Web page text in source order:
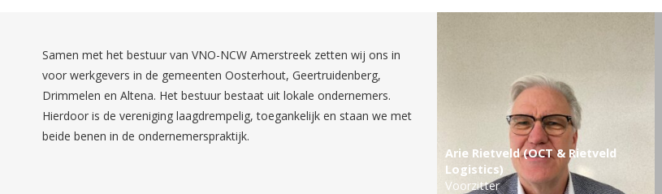
Samen met het bestuur van VNO-NCW Amerstreek zetten wij ons in
voor werkgevers in de gemeenten Oosterhout, Geertruidenberg,
Drimmelen en Altena. Het bestuur bestaat uit lokale ondernemers.
Hierdoor is de vereniging laagdrempelig, toegankelijk en staan we met
beide benen in de ondernemerspraktijk.
Arie Rietveld (OCT & Rietveld
Logistics)
Voorzitter